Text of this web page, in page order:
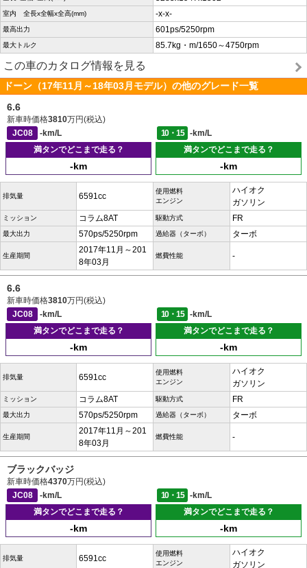
室内 全長x全幅x全高(mm) -x-x-
最高出力 601ps/5250rpm
最大トルク 85.7kg・m/1650～4750rpm
この車のカタログ情報を見る
ドーン（17年11月～18年03月モデル）の他のグレード一覧
6.6
新車時価格3810万円(税込)
JC08
-km/L 10・15
-km/L
満タンでどこまで走る？
-km
満タンでどこまで走る？
-km
排気量 6591cc
使用燃料
エンジン
ハイオク
ガソリン
ミッション コラム8AT 駆動方式 FR
最大出力 570ps/5250rpm 過給器（ターボ） ターボ
生産期間
2017年11月～201
8年03月
燃費性能 -
6.6
新車時価格3810万円(税込)
JC08
-km/L 10・15
-km/L
満タンでどこまで走る？
-km
満タンでどこまで走る？
-km
排気量 6591cc
使用燃料
エンジン
ハイオク
ガソリン
ミッション コラム8AT 駆動方式 FR
最大出力 570ps/5250rpm 過給器（ターボ） ターボ
生産期間
2017年11月～201
8年03月
燃費性能 -
ブラックバッジ
新車時価格4370万円(税込)
JC08
-km/L 10・15
-km/L
満タンでどこまで走る？
-km
満タンでどこまで走る？
-km
排気量 6591cc
使用燃料
エンジン
ハイオク
ガソリン